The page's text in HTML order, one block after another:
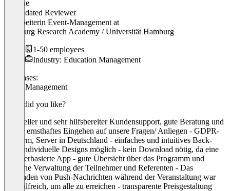
Yvonne
Validated Reviewer
Mitarbeiterin Event-Management at
Hamburg Research Academy / Universität Hamburg
1-50 employees
Industry: Education Management
Use cases:
Event Management
What did you like?
- schneller und sehr hilfsbereiter Kundensupport, gute Beratung und
immer ernsthaftes Eingehen auf unsere Fragen/ Anliegen - GDPR-
konform, Server in Deutschland - einfaches und intuitives Back-
End, individuelle Designs möglich - kein Download nötig, da eine
browserbasierte App - gute Übersicht über das Programm und
einfache Verwaltung der Teilnehmer und Referenten - Das
Versenden von Push-Nachrichten während der Veranstaltung war
sehr hilfreich, um alle zu erreichen - transparente Preisgestaltung